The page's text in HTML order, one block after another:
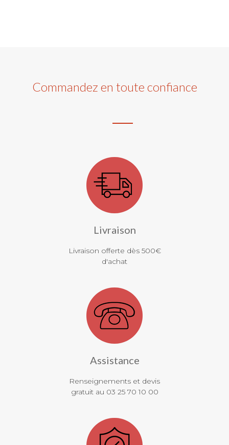
Commandez en toute confiance
Livraison
Livraison offerte dès 500€
d'achat
Assistance
Renseignements et devis
gratuit au 03 25 70 10 00